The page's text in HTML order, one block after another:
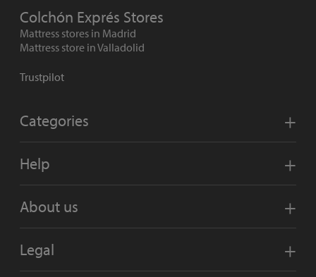
Colchón Exprés Stores
Mattress stores in Madrid
Mattress store in Valladolid
Trustpilot
Categories
Help
About us
Legal